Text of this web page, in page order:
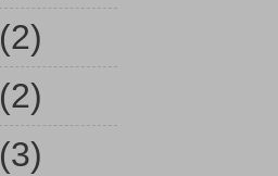
(2)
(2)
(3)